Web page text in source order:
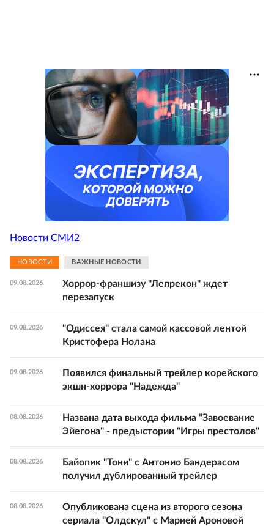
Новости СМИ2
НОВОСТИ ВАЖНЫЕ НОВОСТИ
09.08.2026
Хоррор-франшизу "Лепрекон" ждет
перезапуск
09.08.2026
"Одиссея" стала самой кассовой лентой
Кристофера Нолана
09.08.2026
Появился финальный трейлер корейского
экшн-хоррора "Надежда"
08.08.2026
Названа дата выхода фильма "Завоевание
Эйегона" - предыстории "Игры престолов"
08.08.2026
Байопик "Тони" с Антонио Бандерасом
получил дублированный трейлер
08.08.2026
Опубликована сцена из второго сезона
сериала "Олдскул" с Марией Ароновой